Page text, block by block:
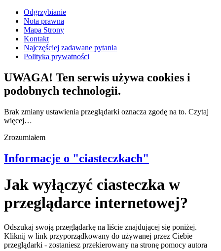
Odgrzybianie
Nota prawna
Mapa Strony
Kontakt
Najczęściej zadawane pytania
Polityka prywatności
UWAGA! Ten serwis używa cookies i
podobnych technologii.
Brak zmiany ustawienia przeglądarki oznacza zgodę na to. Czytaj
więcej…
Zrozumiałem
Informacje o "ciasteczkach"
Jak wyłączyć ciasteczka w
przeglądarce internetowej?
Odszukaj swoją przeglądarkę na liście znajdującej się poniżej.
Kliknij w link przyporządkowany do używanej przez Ciebie
przeglądarki - zostaniesz przekierowany na stronę pomocy autora